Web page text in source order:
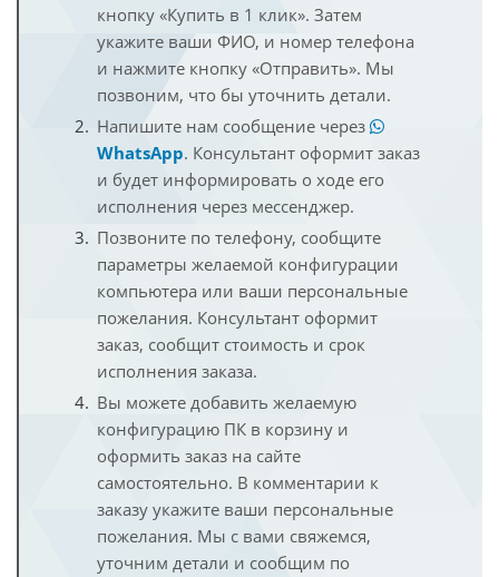
кнопку «Купить в 1 клик». Затем
укажите ваши ФИО, и номер телефона
и нажмите кнопку «Отправить». Мы
позвоним, что бы уточнить детали.
Напишите нам сообщение через
WhatsApp. Консультант оформит заказ
и будет информировать о ходе его
исполнения через мессенджер.
Позвоните по телефону, сообщите
параметры желаемой конфигурации
компьютера или ваши персональные
пожелания. Консультант оформит
заказ, сообщит стоимость и срок
исполнения заказа.
Вы можете добавить желаемую
конфигурацию ПК в корзину и
оформить заказ на сайте
самостоятельно. В комментарии к
заказу укажите ваши персональные
пожелания. Мы с вами свяжемся,
уточним детали и сообщим по